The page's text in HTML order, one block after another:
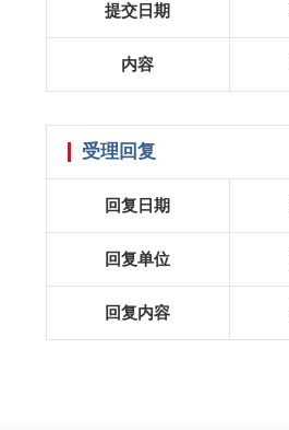
提交日期
内容
受理回复
回复日期
回复单位
回复内容